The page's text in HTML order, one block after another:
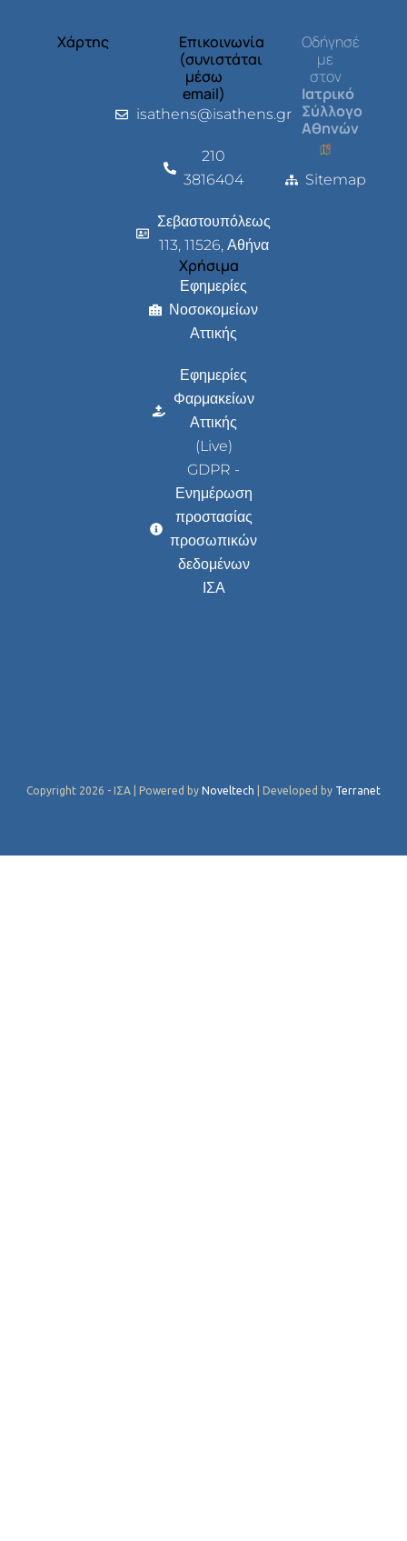
Χάρτης
Επικοινωνία
(συνιστάται
μέσω
email)
isathens@isathens.gr
210
3816404
Σεβαστουπόλεως
113, 11526, Αθήνα
Χρήσιμα
Εφημερίες
Νοσοκομείων
Αττικής
Εφημερίες
Φαρμακείων
Αττικής
(Live)
GDPR -
Ενημέρωση
προστασίας
προσωπικών
δεδομένων
ΙΣΑ
Οδήγησέ
με
στον
Ιατρικό
Σύλλογο
Αθηνών
Sitemap
Copyright 2026 - ΙΣΑ | Powered by Noveltech | Developed by Terranet